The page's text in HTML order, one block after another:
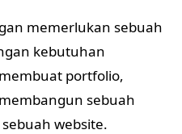
memerlukan sebuah
kebutuhan
portfolio,
sebuah
website.